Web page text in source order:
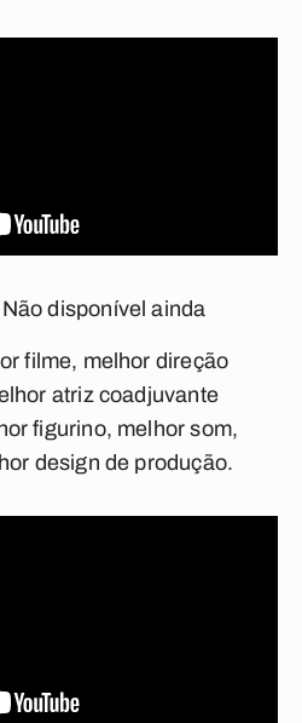
disponível ainda
filme, melhor direção
atriz coadjuvante
figurino, melhor som,
design de produção.